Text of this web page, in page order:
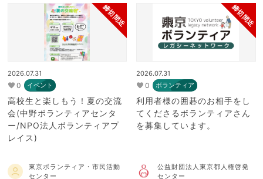
締切間近
2026.07.31
0 イベント
高校生と楽しもう！夏の交流
会(中野ボランティアセンタ
ー/NPO法人ボランティアプ
レイス)
締切間近
2026.07.31
0 ボランティア
利用者様の囲碁のお相手をし
てくださるボランティアさん
を募集しています。
東京ボランティア・市民活動
センター
公益財団法人東京都人権啓発
センター